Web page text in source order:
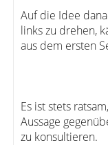
Auf die Idee
links zu drehen,
aus dem ersten
Es ist stets
Aussage
zu konsultieren.